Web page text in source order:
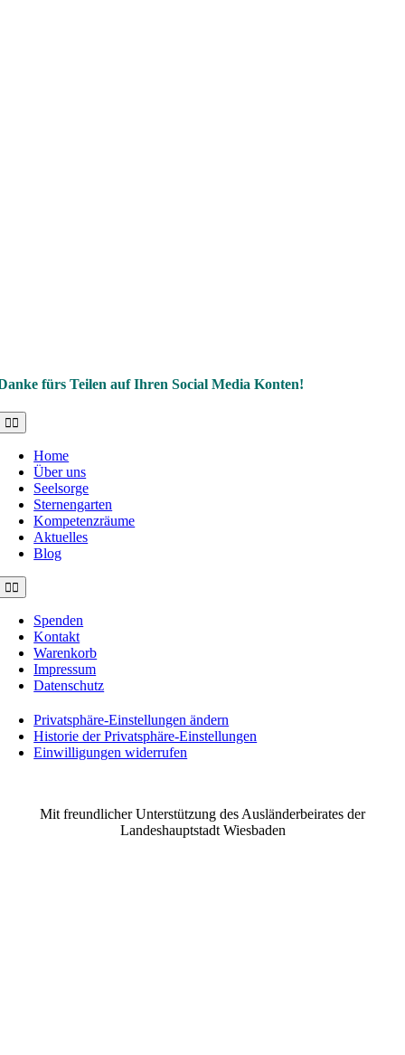
fürs Teilen auf Ihren Social Media Konten!
Toggle
Navigation
Home
Über uns
Seelsorge
Sternengarten
Kompetenzräume
Aktuelles
Blog
Toggle
Navigation
Spenden
Kontakt
Warenkorb
Impressum
Datenschutz
Privatsphäre-Einstellungen ändern
Historie der Privatsphäre-Einstellungen
Einwilligungen widerrufen
Mit freundlicher Unterstützung des Ausländerbeirates der
Landeshauptstadt Wiesbaden